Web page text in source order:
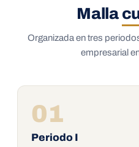
Malla
Organizada en tres
empresarial
01
Periodo I